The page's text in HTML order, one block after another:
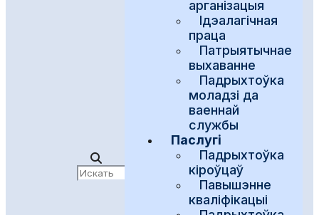
арганізацыя
Ідэалагічная
праца
Патрыятычнае
выхаванне
Падрыхтоўка
моладзі да
ваеннай
службы
Паслугі
Падрыхтоўка
кіроўцаў
Павышэнне
кваліфікацыі